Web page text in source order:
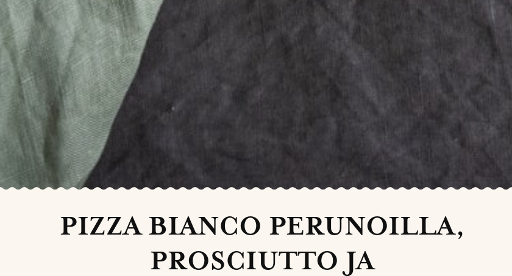
PIZZA BIANCO PERUNOILLA,
PROSCIUTTO JA